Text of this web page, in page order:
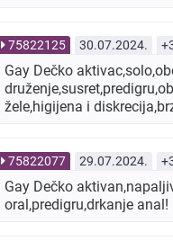
75822125 30.07.2024.
Gay Dečko
žele,higijena i
75822077 29.07.2024.
Gay Dečko
oral,predigru,drkanje